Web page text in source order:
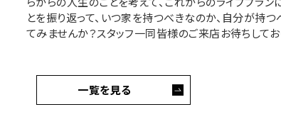
とを振り返って、いつ家を持つべきなのか、自分が持
てみませんか？スタッフ一同皆様のご来店お待ちしてお
一覧を見る